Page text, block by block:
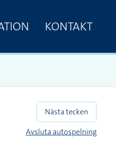
KONTAKT
Nästa tecken
Avsluta autospelning